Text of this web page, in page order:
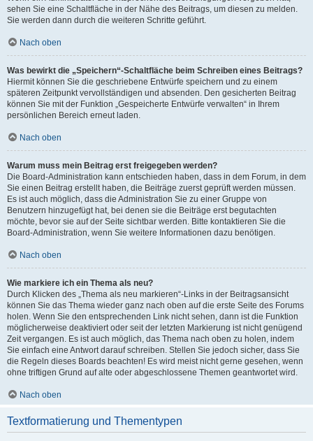
sehen Sie eine Schaltfläche in der Nähe des Beitrags, um diesen zu melden.
Sie werden dann durch die weiteren Schritte geführt.
Nach oben
Was bewirkt die „Speichern“-Schaltfläche beim Schreiben eines Beitrags?
Hiermit können Sie die geschriebene Entwürfe speichern und zu einem
späteren Zeitpunkt vervollständigen und absenden. Den gesicherten Beitrag
können Sie mit der Funktion „Gespeicherte Entwürfe verwalten“ in Ihrem
persönlichen Bereich erneut laden.
Nach oben
Warum muss mein Beitrag erst freigegeben werden?
Die Board-Administration kann entschieden haben, dass in dem Forum, in dem
Sie einen Beitrag erstellt haben, die Beiträge zuerst geprüft werden müssen.
Es ist auch möglich, dass die Administration Sie zu einer Gruppe von
Benutzern hinzugefügt hat, bei denen sie die Beiträge erst begutachten
möchte, bevor sie auf der Seite sichtbar werden. Bitte kontaktieren Sie die
Board-Administration, wenn Sie weitere Informationen dazu benötigen.
Nach oben
Wie markiere ich ein Thema als neu?
Durch Klicken des „Thema als neu markieren“-Links in der Beitragsansicht
können Sie das Thema wieder ganz nach oben auf die erste Seite des Forums
holen. Wenn Sie den entsprechenden Link nicht sehen, dann ist die Funktion
möglicherweise deaktiviert oder seit der letzten Markierung ist nicht genügend
Zeit vergangen. Es ist auch möglich, das Thema nach oben zu holen, indem
Sie einfach eine Antwort darauf schreiben. Stellen Sie jedoch sicher, dass Sie
die Regeln dieses Boards beachten! Es wird meist nicht gerne gesehen, wenn
ohne triftigen Grund auf alte oder abgeschlossene Themen geantwortet wird.
Nach oben
Textformatierung und Thementypen